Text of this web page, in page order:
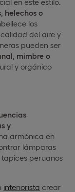
helechos o
los
del aire y
pueden ser
mimbre o
y orgánico
y
armónica en
lámparas
peruanos
interiorista crear